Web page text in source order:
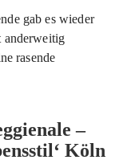
anderweitig
rasende
–
Köln